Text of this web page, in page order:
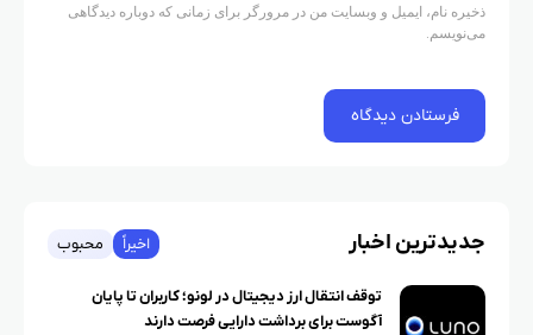
ذخیره نام، ایمیل و وبسایت من در مرورگر برای زمانی که دوباره دیدگاهی
می‌نویسم.
جدیدترین اخبار اخیراً محبوب
توقف انتقال ارز دیجیتال در لونو؛ کاربران تا پایان
آگوست برای برداشت دارایی فرصت دارند